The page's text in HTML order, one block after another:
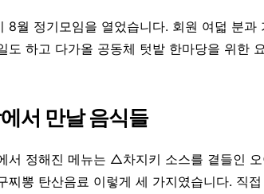
8월 정기모임을 열었습니다. 회원 여덟 분과
도 하고 다가올 공동체 텃밭 한마당을 위한
서 만날 음식들
서 정해진 메뉴는 △차지키 소스를 곁들인
찌뽕 탄산음료 이렇게 세 가지였습니다. 직